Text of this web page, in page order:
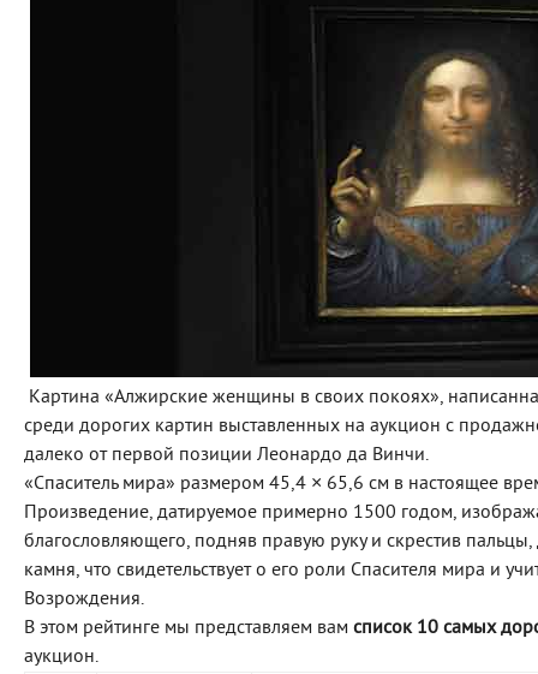
Картина «Алжирские женщины в своих покоях»,
среди дорогих картин выставленных на аукцион с
далеко от первой позиции Леонардо да Винчи.
«Спаситель мира» размером 45,4 × 65,6 см в настоящее
Произведение, датируемое примерно 1500 годом,
благословляющего, подняв правую руку и скрестив
камня, что свидетельствует о его роли Спасителя мира и
Возрождения.
В этом рейтинге мы представляем вам список 10 самых
аукцион.